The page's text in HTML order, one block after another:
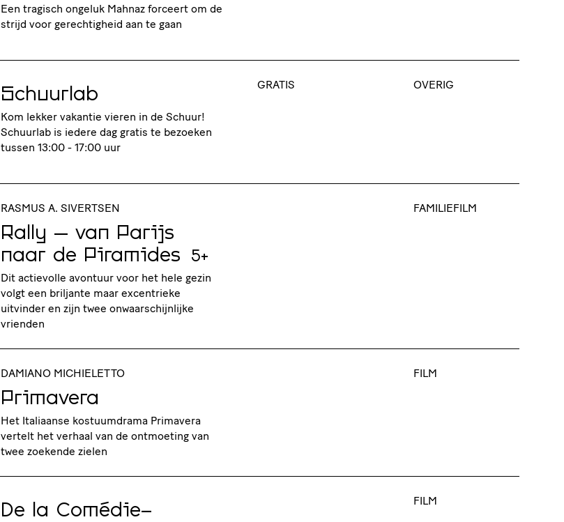
Een tragisch ongeluk Mahnaz forceert om de
strijd voor gerechtigheid aan te gaan
Schuurlab
Kom lekker vakantie vieren in de Schuur!
Schuurlab is iedere dag gratis te bezoeken
tussen 13:00 - 17:00 uur
GRATIS OVERIG
Rally – van Parijs
naar de Piramides
5+
RASMUS A. SIVERTSEN
Dit actievolle avontuur voor het hele gezin
volgt een briljante maar excentrieke
uitvinder en zijn twee onwaarschijnlijke
vrienden
FAMILIEFILM
Primavera
DAMIANO MICHIELETTO
Het Italiaanse kostuumdrama Primavera
vertelt het verhaal van de ontmoeting van
twee zoekende zielen
FILM
De la Comédie-
FILM